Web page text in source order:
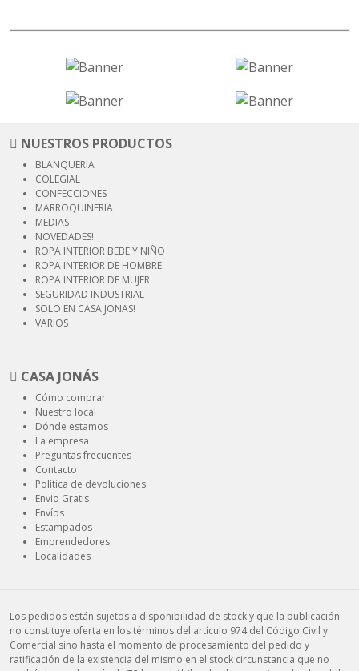
NUESTROS PRODUCTOS
BLANQUERIA
COLEGIAL
CONFECCIONES
MARROQUINERIA
MEDIAS
NOVEDADES!
ROPA INTERIOR BEBE Y NIÑO
ROPA INTERIOR DE HOMBRE
ROPA INTERIOR DE MUJER
SEGURIDAD INDUSTRIAL
SOLO EN CASA JONAS!
VARIOS
CASA JONÁS
Cómo comprar
Nuestro local
Dónde estamos
La empresa
Preguntas frecuentes
Contacto
Política de devoluciones
Envio Gratis
Envíos
Estampados
Emprendedores
Localidades
Los pedidos están sujetos a disponibilidad de stock y que la publicación
no constituye oferta en los términos del artículo 974 del Código Civil y
Comercial sino hasta el momento de procesamiento del pedido y
ratificación de la existencia del mismo en el stock circunstancia que no